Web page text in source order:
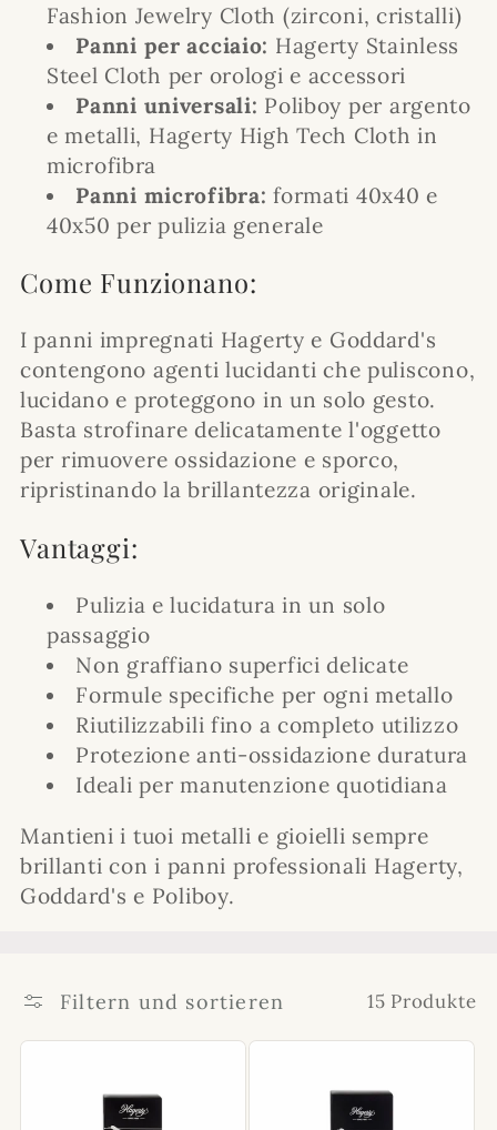
Fashion Jewelry Cloth (zirconi, cristalli)
Panni per acciaio: Hagerty Stainless
Steel Cloth per orologi e accessori
Panni universali: Poliboy per argento
e metalli, Hagerty High Tech Cloth in
microfibra
Panni microfibra: formati 40x40 e
40x50 per pulizia generale
Come Funzionano:
I panni impregnati Hagerty e Goddard's
contengono agenti lucidanti che puliscono,
lucidano e proteggono in un solo gesto.
Basta strofinare delicatamente l'oggetto
per rimuovere ossidazione e sporco,
ripristinando la brillantezza originale.
Vantaggi:
Pulizia e lucidatura in un solo
passaggio
Non graffiano superfici delicate
Formule specifiche per ogni metallo
Riutilizzabili fino a completo utilizzo
Protezione anti-ossidazione duratura
Ideali per manutenzione quotidiana
Mantieni i tuoi metalli e gioielli sempre
brillanti con i panni professionali Hagerty,
Goddard's e Poliboy.
Filtern und sortieren 15 Produkte